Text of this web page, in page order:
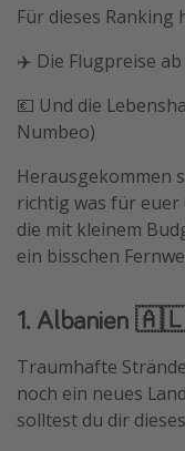
Hotels am Achensee
Reise Journal
Rundreisen in
Bahnreisen in der
Reisepassfreie
Travel Know How
Silvesterreisen
Last Minute Urlaub
Last Minute Urlaub
Für dieses Ranking
✈️ Die Flugpreise
💶 Und die
Numbeo)
Herausgekommen
richtig was für
die mit kleinem
ein bisschen
1. Albanien
Traumhafte
noch ein neues
solltest du dir